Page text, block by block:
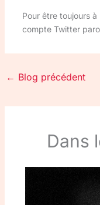
Pour être toujours à
compte Twitter
← Blog précédent
Dans